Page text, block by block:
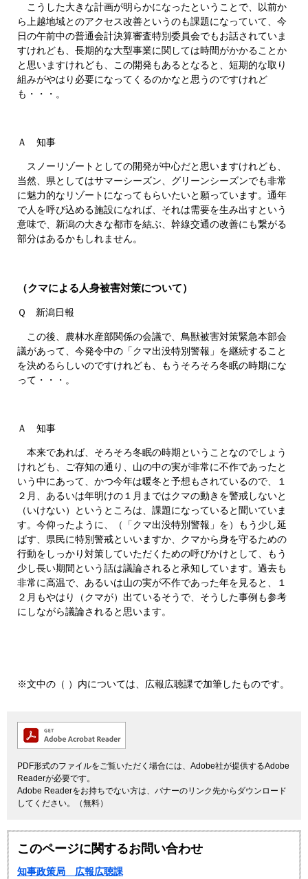
こうした大きな計画が明らかになったということで、以前か
ら上越地域とのアクセス改善というのも課題になっていて、今
日の午前中の普通会計決算審査特別委員会でもお話されていま
すけれども、長期的な大型事業に関しては時間がかかることか
と思いますけれども、この開発もあるとなると、短期的な取り
組みがやはり必要になってくるのかなと思うのですけれど
も・・・。
Ａ 知事
スノーリゾートとしての開発が中心だと思いますけれども、
当然、県としてはサマーシーズン、グリーンシーズンでも非常
に魅力的なリゾートになってもらいたいと願っています。通年
で人を呼び込める施設になれば、それは需要を生み出すという
意味で、新潟の大きな都市を結ぶ、幹線交通の改善にも繋がる
部分はあるかもしれません。
（クマによる人身被害対策について）
Ｑ 新潟日報
この後、農林水産部関係の会議で、鳥獣被害対策緊急本部会
議があって、今発令中の「クマ出没特別警報」を継続すること
を決めるらしいのですけれども、もうそろそろ冬眠の時期にな
って・・・。
Ａ 知事
本来であれば、そろそろ冬眠の時期ということなのでしょう
けれども、ご存知の通り、山の中の実が非常に不作であったと
いう中にあって、かつ今年は暖冬と予想もされているので、１
２月、あるいは年明けの１月まではクマの動きを警戒しないと
（いけない）というところは、課題になっていると聞いていま
す。今仰ったように、（「クマ出没特別警報」を）もう少し延
ばす、県民に特別警戒といいますか、クマから身を守るための
行動をしっかり対策していただくための呼びかけとして、もう
少し長い期間という話は議論されると承知しています。過去も
非常に高温で、あるいは山の実が不作であった年を見ると、１
２月もやはり（クマが）出ているそうで、そうした事例も参考
にしながら議論されると思います。
※文中の（ ）内については、広報広聴課で加筆したものです。
PDF形式のファイルをご覧いただく場合には、Adobe社が提供するAdobe
Readerが必要です。
Adobe Readerをお持ちでない方は、バナーのリンク先からダウンロード
してください。（無料）
このページに関するお問い合わせ
知事政策局 広報広聴課